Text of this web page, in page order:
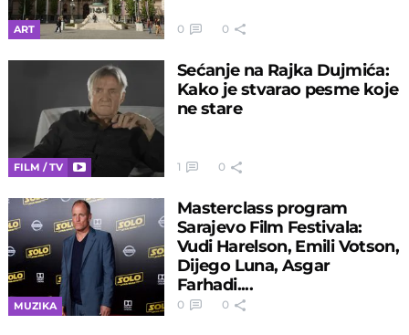
ART 0 0
FILM / TV
Sećanje na Rajka Dujmića:
Kako je stvarao pesme koje
ne stare
1 0
MUZIKA
Masterclass program
Sarajevo Film Festivala:
Vudi Harelson, Emili Votson,
Dijego Luna, Asgar
Farhadi....
0 0